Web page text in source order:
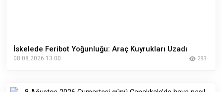
İskelede Feribot Yoğunluğu: Araç Kuyrukları Uzadı
08.08.2026 13:00 283